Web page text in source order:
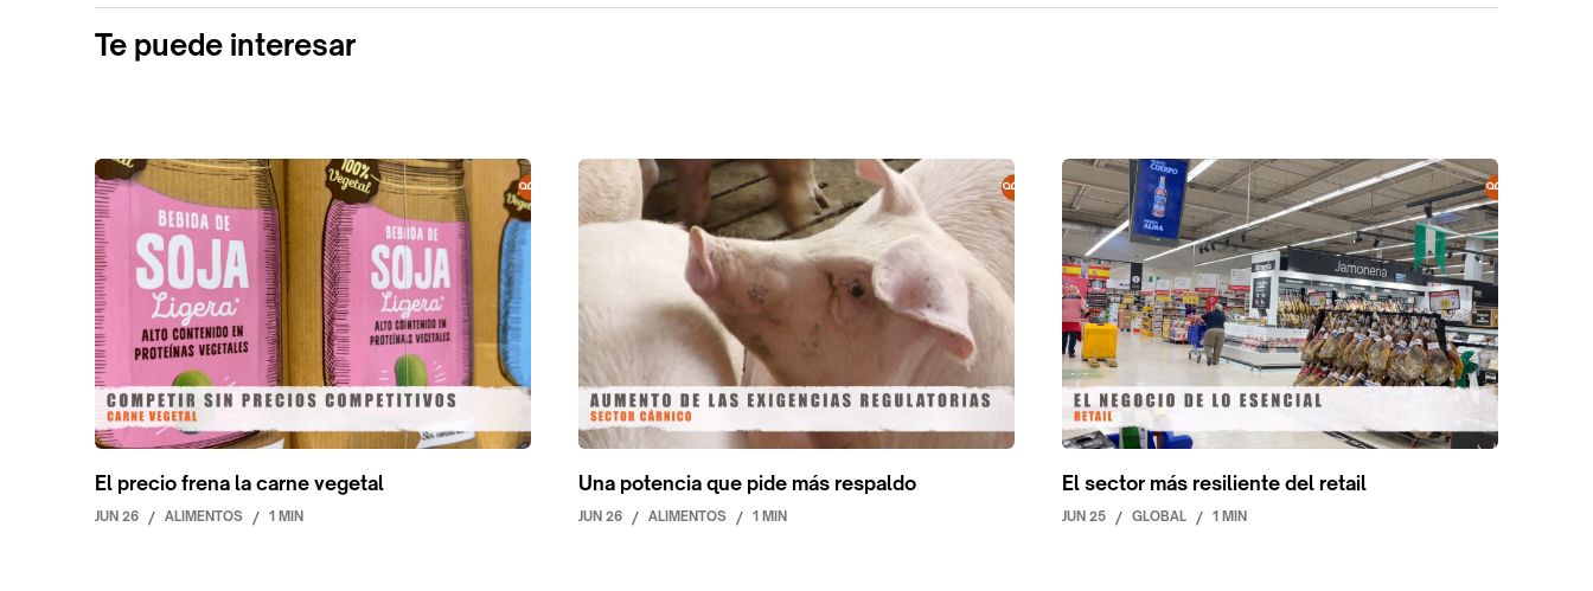
Te puede interesar
El precio frena la carne vegetal
JUN 26 / ALIMENTOS / 1 MIN
Una potencia que pide más respaldo
JUN 26 / ALIMENTOS / 1 MIN
El sector más resiliente del retail
JUN 25 / GLOBAL / 1 MIN